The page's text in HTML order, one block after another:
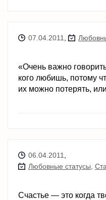
07.04.2011
«Очень важно
кого любишь, потому
их можно потерять,
06.04.2011
Любовные статусы
Счастье — это когда